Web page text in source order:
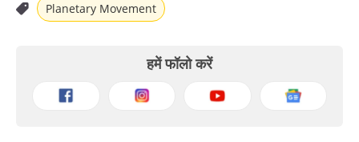
Planetary Movement
हमें फॉलो करें